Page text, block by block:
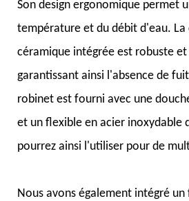
Son design ergonomique permet
température et du débit d'eau. La
céramique intégrée est robuste
garantissant ainsi l'absence de
robinet est fourni avec une
et un flexible en acier inoxydable
pourrez ainsi l'utiliser pour de
Nous avons également intégré